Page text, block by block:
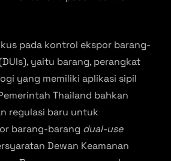
pada kontrol ekspor barang-
yaitu barang, perangkat
yang memiliki aplikasi sipil
Thailand bahkan
regulasi baru untuk
barang-barang dual-use
Dewan Keamanan